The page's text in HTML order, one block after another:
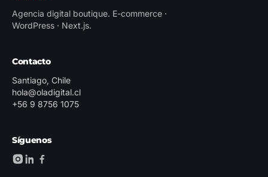
Agencia digital boutique. E-commerce ·
WordPress · Next.js.
Contacto
Santiago, Chile
hola@oladigital.cl
+56 9 8756 1075
Síguenos